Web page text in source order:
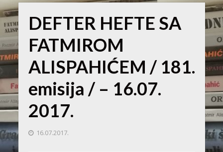
DEFTER HEFTE SA
FATMIROM
ALISPAHIĆEM / 181.
emisija / – 16.07.
2017.
16.07.2017.